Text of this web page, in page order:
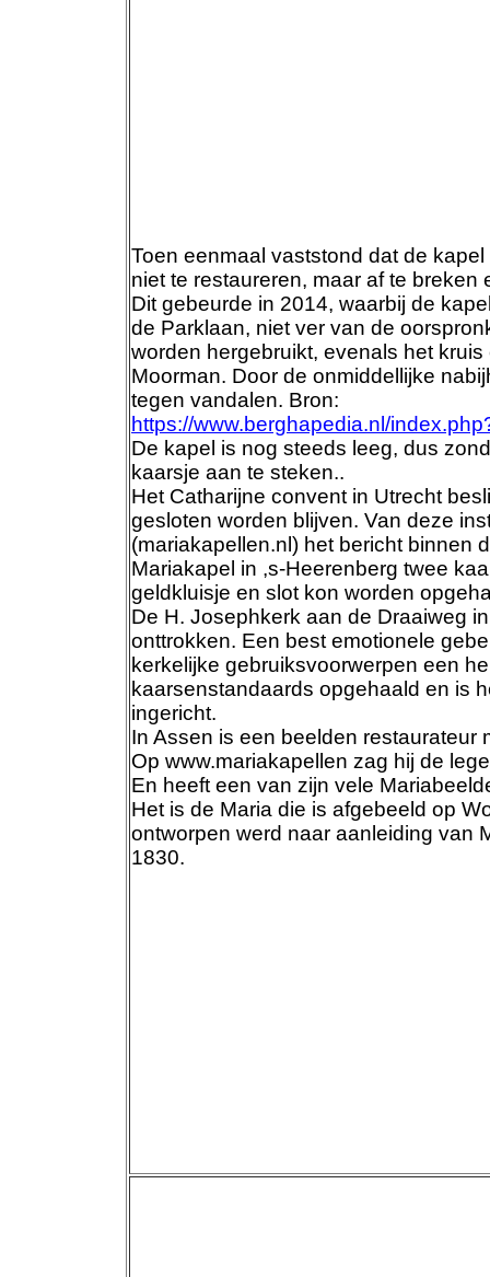
Toen eenmaal vaststond dat de
niet te restaureren, maar af te
Dit gebeurde in 2014, waarbij de
de Parklaan, niet ver van de
worden hergebruikt, evenals het
Moorman. Door de onmiddellijke
tegen vandalen. Bron:
https://www.berghapedia.nl/
De kapel is nog steeds leeg, dus
kaarsje aan te steken..
Het Catharijne convent in Utrecht
gesloten worden blijven. Van deze
(mariakapellen.nl) het bericht binnen
Mariakapel in ,s-Heerenberg twee
geldkluisje en slot kon worden
De H. Josephkerk aan de Draaiweg
onttrokken. Een best emotionele
kerkelijke gebruiksvoorwerpen een
kaarsenstandaards opgehaald en is
ingericht.
In Assen is een beelden restaurateur
Op www.mariakapellen zag hij de
En heeft een van zijn vele
Het is de Maria die is afgebeeld op
ontworpen werd naar aanleiding van
1830.